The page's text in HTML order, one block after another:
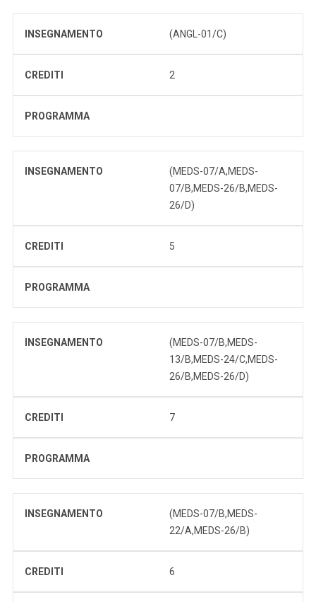
INSEGNAMENTO (ANGL-01/C)
CREDITI 2
PROGRAMMA
INSEGNAMENTO
(MEDS-07/A,MEDS-
07/B,MEDS-26/B,MEDS-
26/D)
CREDITI 5
PROGRAMMA
INSEGNAMENTO
(MEDS-07/B,MEDS-
13/B,MEDS-24/C,MEDS-
26/B,MEDS-26/D)
CREDITI 7
PROGRAMMA
INSEGNAMENTO
(MEDS-07/B,MEDS-
22/A,MEDS-26/B)
CREDITI 6